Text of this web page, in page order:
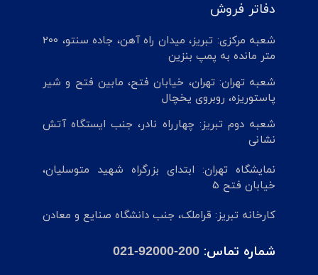
دفاتر فروش
شعبه مرکزی: تبریز، میدان راه آهن، جاده سنتو، 200
متر مانده به پمپ بنزین
شعبه تهران: تهران، خیابان فتح، مابین فتح و شیر
پاستوریزه، روبروی یخچال
شعبه دوم تبریز: چهارراه نادر، جنب ایستگاه آتش
نشانی
نمایشگاه تهران: ابتدای بزرگراه شهید متوسلیان،
خیابان فتح 5
کارخانه تبریز: قراملک، جنب دانشگاه صنایع و معادن
شماره تماس: 021-92000-200